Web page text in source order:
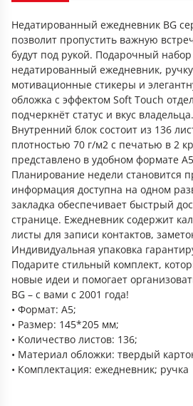
Недатированный ежедневник BG
позволит пропустить важную
будут под рукой. Подарочный
недатированный ежедневник,
мотивационные стикеры и
обложка с эффектом Soft Touch
подчеркнёт статус и вкус владельца.
Внутренний блок состоит из 136
плотностью 70 г/м2 с печатью в 2
представлено в удобном формате
Планирование недели становится
информация доступна на одном
закладка обеспечивает быстрый
странице. Ежедневник содержит
листы для записи контактов,
Индивидуальная упаковка
Подарите стильный комплект,
новые идеи и помогает
BG – с вами с 2001 года!
• Формат: А5;
• Размер: 145*205 мм;
• Количество листов: 136;
• Материал обложки: твердый
• Комплектация: ежедневник; ручка